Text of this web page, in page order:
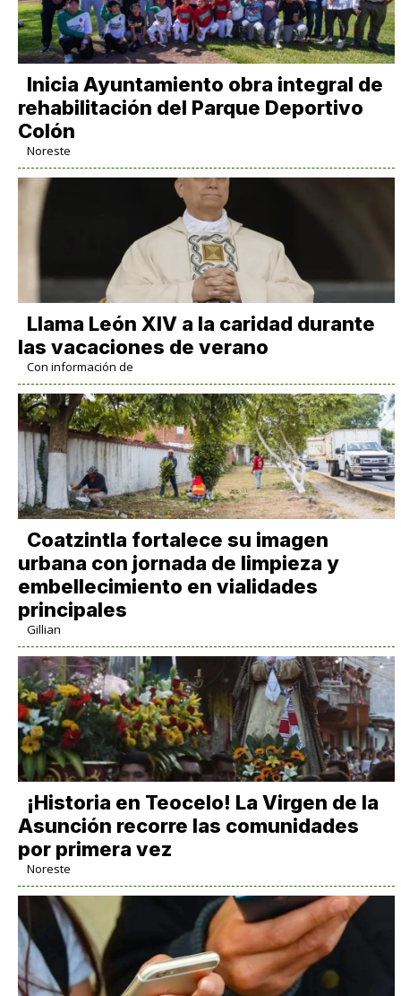
Inicia Ayuntamiento obra integral de
rehabilitación del Parque Deportivo
Colón
Noreste
Llama León XIV a la caridad durante
las vacaciones de verano
Con información de
Coatzintla fortalece su imagen
urbana con jornada de limpieza y
embellecimiento en vialidades
principales
Gillian
​¡Historia en Teocelo! La Virgen de la
Asunción recorre las comunidades
por primera vez
Noreste